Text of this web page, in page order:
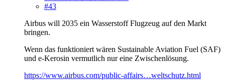
#43
Airbus will 2035 ein Wasserstoff Flugzeug auf den Markt
bringen.
Wenn das funktioniert wären Sustainable Aviation Fuel (SAF)
und e-Kerosin vermutlich nur eine Zwischenlösung.
https://www.airbus.com/public-affairs…weltschutz.html